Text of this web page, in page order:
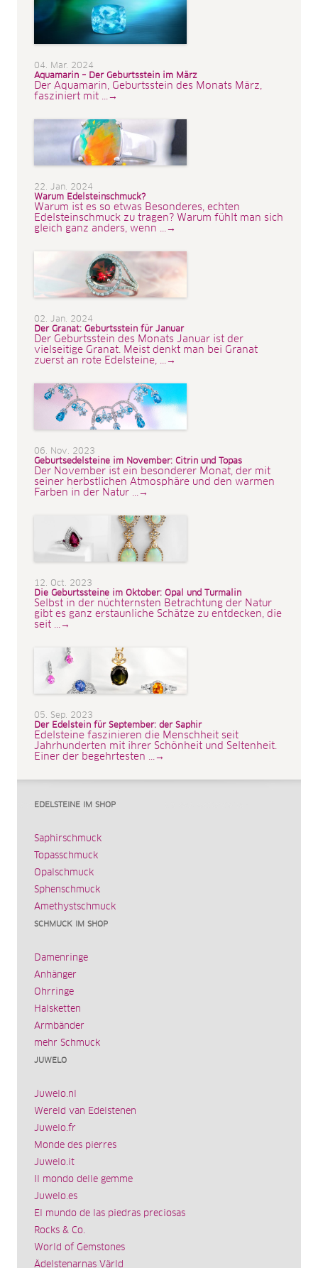
04. Mar. 2024
Aquamarin – Der Geburtsstein im März
Der Aquamarin, Geburtsstein des Monats März,
fasziniert mit ...→
22. Jan. 2024
Warum Edelsteinschmuck?
Warum ist es so etwas Besonderes, echten
Edelsteinschmuck zu tragen? Warum fühlt man sich
gleich ganz anders, wenn ...→
02. Jan. 2024
Der Granat: Geburtsstein für Januar
Der Geburtsstein des Monats Januar ist der
vielseitige Granat. Meist denkt man bei Granat
zuerst an rote Edelsteine, ...→
06. Nov. 2023
Geburtsedelsteine im November: Citrin und Topas
Der November ist ein besonderer Monat, der mit
seiner herbstlichen Atmosphäre und den warmen
Farben in der Natur ...→
12. Oct. 2023
Die Geburtssteine im Oktober: Opal und Turmalin
Selbst in der nüchternsten Betrachtung der Natur
gibt es ganz erstaunliche Schätze zu entdecken, die
seit ...→
05. Sep. 2023
Der Edelstein für September: der Saphir
Edelsteine faszinieren die Menschheit seit
Jahrhunderten mit ihrer Schönheit und Seltenheit.
Einer der begehrtesten ...→
EDELSTEINE IM SHOP
Saphirschmuck
Topasschmuck
Opalschmuck
Sphenschmuck
Amethystschmuck
SCHMUCK IM SHOP
Damenringe
Anhänger
Ohrringe
Halsketten
Armbänder
mehr Schmuck
JUWELO
Juwelo.nl
Wereld van Edelstenen
Juwelo.fr
Monde des pierres
Juwelo.it
Il mondo delle gemme
Juwelo.es
El mundo de las piedras preciosas
Rocks & Co.
World of Gemstones
Ädelstenarnas Värld